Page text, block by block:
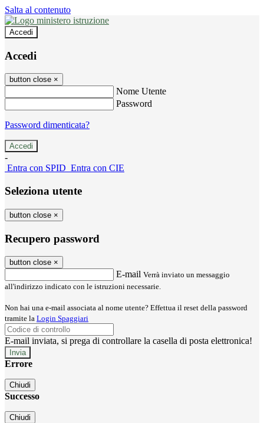
Salta al contenuto
Accedi
Accedi
button close ×
Nome Utente
Password
Password dimenticata?
-
Entra con SPID Entra con CIE
Seleziona utente
button close ×
Recupero password
button close ×
E-mail Verrà inviato un messaggio
all'indirizzo indicato con le istruzioni necessarie.
Non hai una e-mail associata al nome utente? Effettua il reset della password
tramite la Login Spaggiari
E-mail inviata, si prega di controllare la casella di posta elettronica!
Errore
Chiudi
Successo
Chiudi